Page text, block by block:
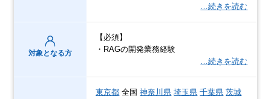
…続きを読む
対象となる方
【必須】
・RAGの開発業務経験
…続きを読む
東京都 全国神奈川県 埼玉県 千葉県 茨城